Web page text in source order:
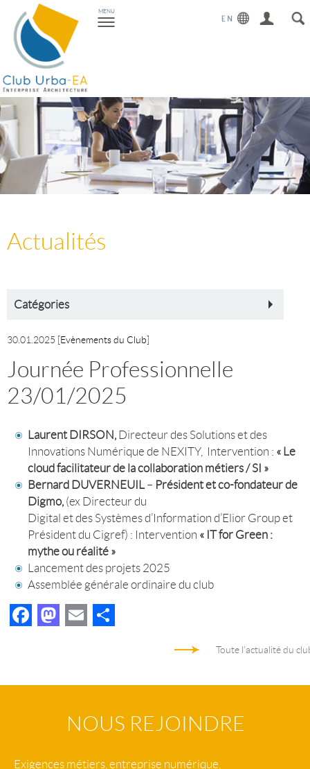
Toggle
navigation
MENU
Actualités
Catégories
30.01.2025 Evènements du Club
Journée Professionnelle
23/01/2025
Laurent DIRSON, Directeur des Solutions et des
Innovations Numérique de NEXITY, Intervention : « Le
cloud facilitateur de la collaboration métiers / SI »
Bernard DUVERNEUIL – Président et co-fondateur de
Digmo, (ex Directeur du
Digital et des Systèmes d’Information d’Elior Group et
Président du Cigref) : Intervention « IT for Green :
mythe ou réalité »
Lancement des projets 2025
Assemblée générale ordinaire du club
F
b
M
d
n
E
ge
Toute l'actualité du
NOUS REJOINDRE
Exigences métiers, entreprise numérique,